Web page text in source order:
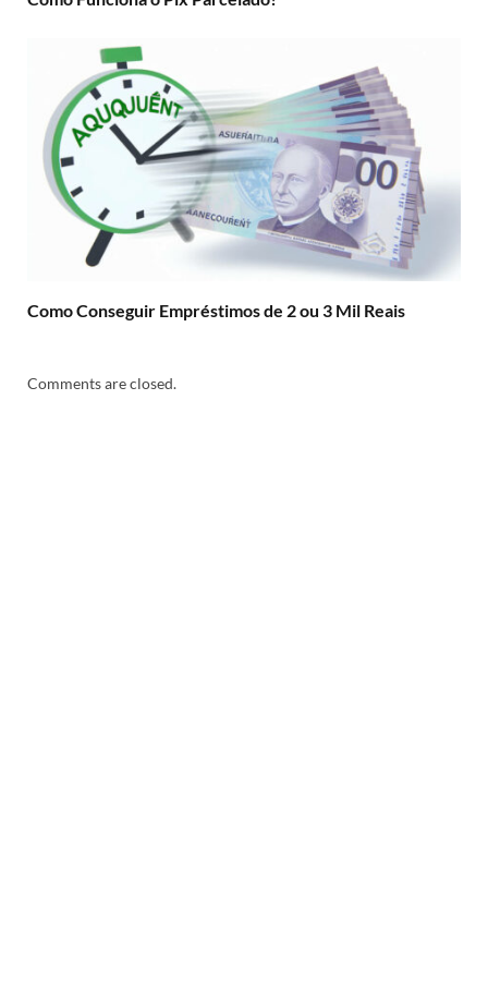
Como Conseguir Empréstimos de 2 ou 3 Mil Reais
Comments are closed.